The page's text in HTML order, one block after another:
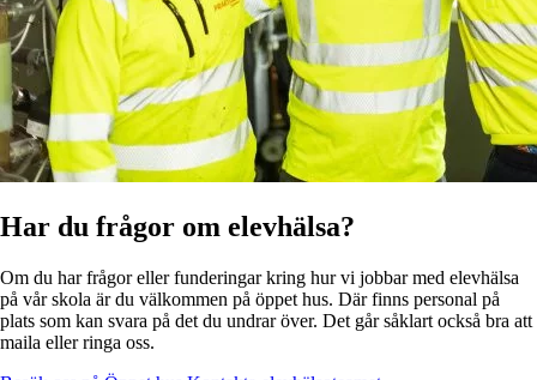
Har du frågor om elevhälsa?
Om du har frågor eller funderingar kring hur vi jobbar med elevhälsa
på vår skola är du välkommen på öppet hus. Där finns personal på
plats som kan svara på det du undrar över. Det går såklart också bra att
maila eller ringa oss.